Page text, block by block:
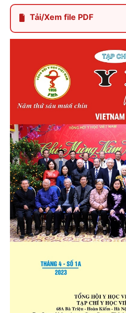
Tải/Xem file PDF